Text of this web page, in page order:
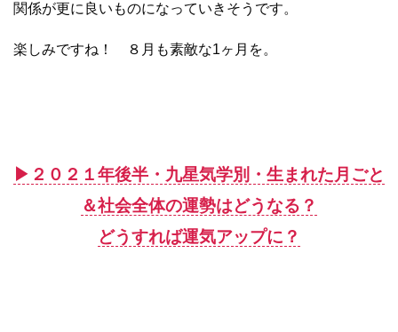
関係が更に良いものになっていきそうです。
楽しみですね！ ８月も素敵な1ヶ月を。
▶︎２０２１年後半・九星気学別・生まれた月ごと
＆社会全体の運勢はどうなる？
どうすれば運気アップに？